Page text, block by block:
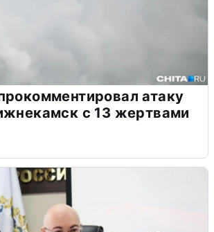
атаку
с 13 жертвами